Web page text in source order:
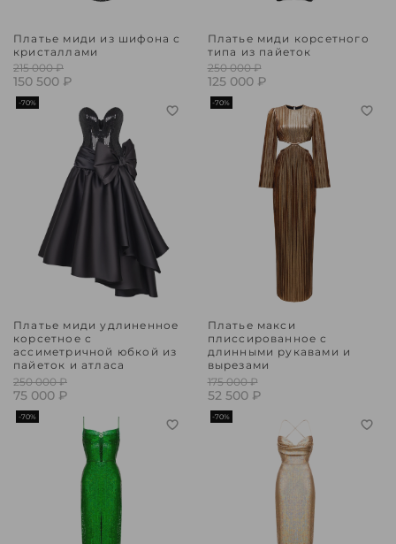
Платье миди из шифона с
кристаллами
215 000 ₽
150 500 ₽
Платье миди корсетного
типа из пайеток
250 000 ₽
125 000 ₽
-70%
Платье миди удлиненное
корсетное с
ассиметричной юбкой из
пайеток и атласа
250 000 ₽
75 000 ₽
-70%
Платье макси
плиссированное с
длинными рукавами и
вырезами
175 000 ₽
52 500 ₽
-70% -70%